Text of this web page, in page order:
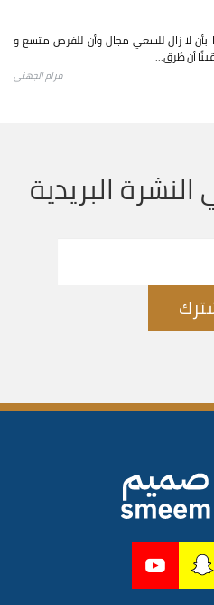
بأن لا زال للسعي مجال وأن للفرص متسع و
أن طُرق...
مرام الجهني
البريدية